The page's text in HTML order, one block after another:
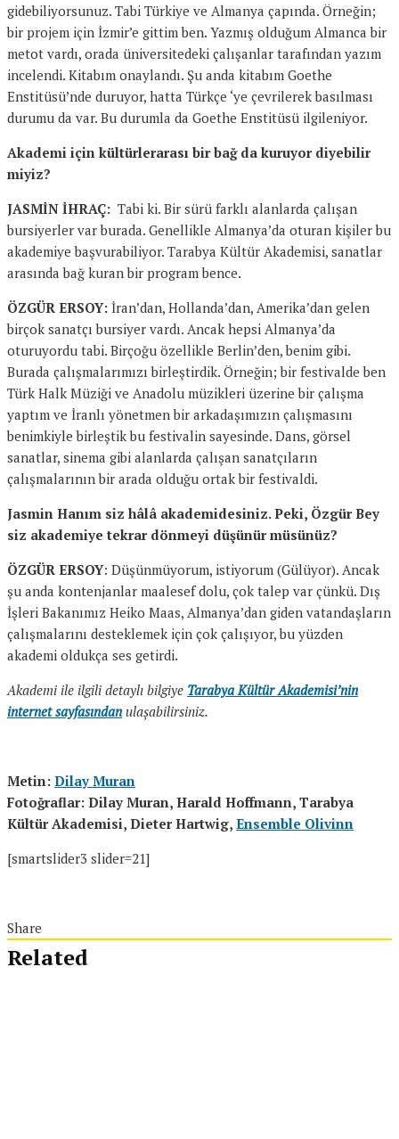
gidebiliyorsunuz. Tabi Türkiye ve Almanya çapında. Örneğin;
bir projem için İzmir’e gittim ben. Yazmış olduğum Almanca bir
metot vardı, orada üniversitedeki çalışanlar tarafından yazım
incelendi. Kitabım onaylandı. Şu anda kitabım Goethe
Enstitüsü’nde duruyor, hatta Türkçe ‘ye çevrilerek basılması
durumu da var. Bu durumla da Goethe Enstitüsü ilgileniyor.
Akademi için kültürlerarası bir bağ da kuruyor diyebilir
miyiz?
JASMİN İHRAÇ: Tabi ki. Bir sürü farklı alanlarda çalışan
bursiyerler var burada. Genellikle Almanya’da oturan kişiler bu
akademiye başvurabiliyor. Tarabya Kültür Akademisi, sanatlar
arasında bağ kuran bir program bence.
ÖZGÜR ERSOY: İran’dan, Hollanda’dan, Amerika’dan gelen
birçok sanatçı bursiyer vardı. Ancak hepsi Almanya’da
oturuyordu tabi. Birçoğu özellikle Berlin’den, benim gibi.
Burada çalışmalarımızı birleştirdik. Örneğin; bir festivalde ben
Türk Halk Müziği ve Anadolu müzikleri üzerine bir çalışma
yaptım ve İranlı yönetmen bir arkadaşımızın çalışmasını
benimkiyle birleştik bu festivalin sayesinde. Dans, görsel
sanatlar, sinema gibi alanlarda çalışan sanatçıların
çalışmalarının bir arada olduğu ortak bir festivaldi.
Jasmin Hanım siz hâlâ akademidesiniz. Peki, Özgür Bey
siz akademiye tekrar dönmeyi düşünür müsünüz?
ÖZGÜR ERSOY: Düşünmüyorum, istiyorum (Gülüyor). Ancak
şu anda kontenjanlar maalesef dolu, çok talep var çünkü. Dış
İşleri Bakanımız Heiko Maas, Almanya’dan giden vatandaşların
çalışmalarını desteklemek için çok çalışıyor, bu yüzden
akademi oldukça ses getirdi.
Akademi ile ilgili detaylı bilgiye Tarabya Kültür Akademisi’nin
internet sayfasından ulaşabilirsiniz.
Metin: Dilay Muran
Fotoğraflar: Dilay Muran, Harald Hoffmann, Tarabya
Kültür Akademisi, Dieter Hartwig, Ensemble Olivinn
[smartslider3 slider=21]
Share
Related